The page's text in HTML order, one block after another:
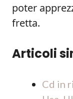
poter
fretta.
Articoli
Cd in